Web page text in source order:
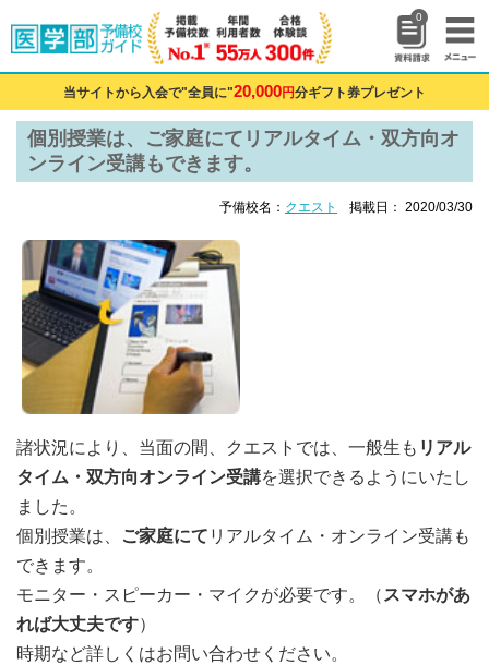
0
当サイトから入会で"全員に"20,000円分ギフト券プレゼント
個別授業は、ご家庭にてリアルタイム・双方向オ
ンライン受講もできます。
予備校名： クエスト 掲載日： 2020/03/30
諸状況により、当面の間、クエストでは、一般生も リアル
タイム・双方向オンライン受講を選択できるようにいたし
ました。
個別授業は、
ご家庭にて リアルタイム・オンライン受講も
できます。
モニター・スピーカー・マイクが必要です。（ スマホがあ
れば大丈夫です）
時期など詳しくはお問い合わせください。